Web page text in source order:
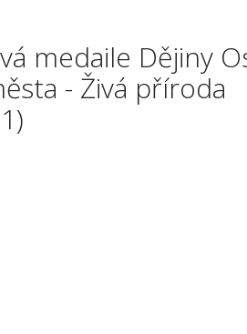
medaile Dějiny
- Živá příroda